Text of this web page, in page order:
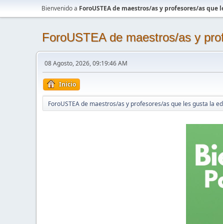
Bienvenido a ForoUSTEA de maestros/as y profesores/as que
ForoUSTEA de maestros/as y
08 Agosto, 2026, 09:19:46 AM
Inicio
ForoUSTEA de maestros/as y profesores/as que les gusta la